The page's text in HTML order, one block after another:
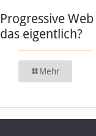
Progressive
das eigentlich?
Mehr